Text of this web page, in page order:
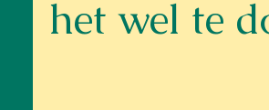
het wel te